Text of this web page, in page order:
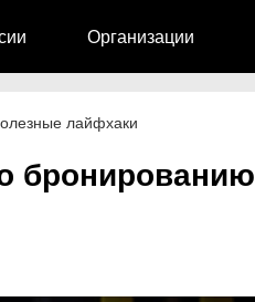
Организации
лайфхаки
бронированию